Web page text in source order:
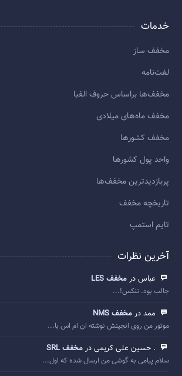
خدمات
مخفف ساز
لغت‌نامه
مخفف‌ها براساس حروف الفبا
مخفف ماه‌های میلادی
مخفف کشورها
واحد پول کشورها
پربازديدترين مخفف‌ها
تاريخچه مخفف
تایم استمپ
آخرین نظرات
عباس در مخفف LES
جالب بود. تنکس!...
ممد در مخفف NMS
موتور من روی انجینش نوشته ان ام اس با...
. حسین علی کریمی در مخفف SRL
سلام پیامی به گوشی من ارسال شده که اول...